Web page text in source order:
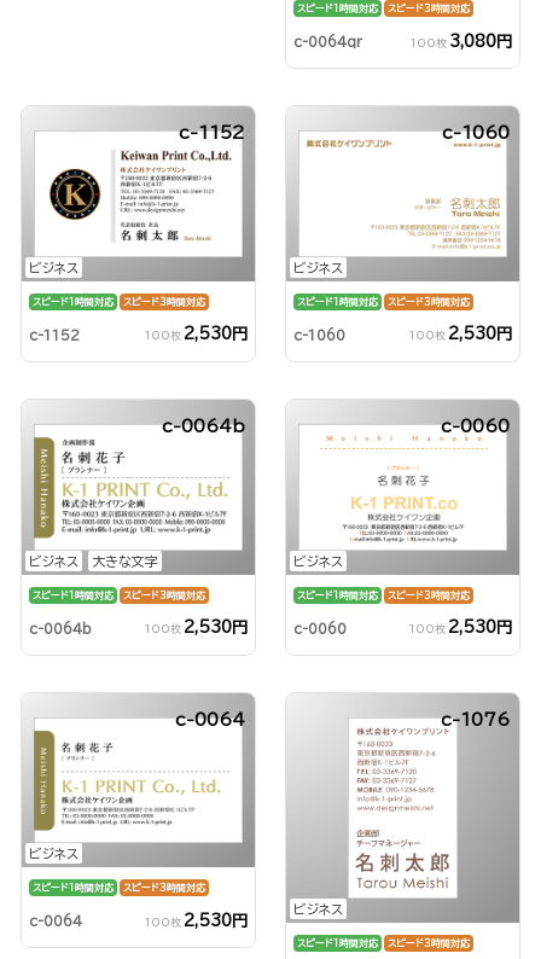
スピード1時間対応 スピード3時間対応
c-0064qr 100枚 3,080円
ビジネス
c-1152
スピード1時間対応 スピード3時間対応
c-1152 100枚 2,530円
ビジネス
c-1060
スピード1時間対応 スピード3時間対応
c-1060 100枚 2,530円
ビジネス 大きな文字
c-0064b
スピード1時間対応 スピード3時間対応
c-0064b 100枚 2,530円
ビジネス
c-0060
スピード1時間対応 スピード3時間対応
c-0060 100枚 2,530円
ビジネス
c-0064
スピード1時間対応 スピード3時間対応
c-0064 100枚 2,530円
ビジネス
c-1076
スピード1時間対応 スピード3時間対応